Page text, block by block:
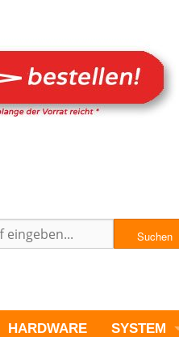
Suchen
HARDWARE SYSTEM